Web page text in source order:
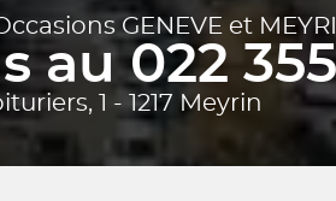
GENEVE et
au 022 355
1 - 1217 Meyrin